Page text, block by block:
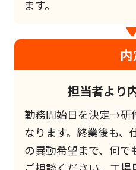
ます。
担当者より
勤務開始日を決定→研
なります。終業後も、
の異動希望まで、何で